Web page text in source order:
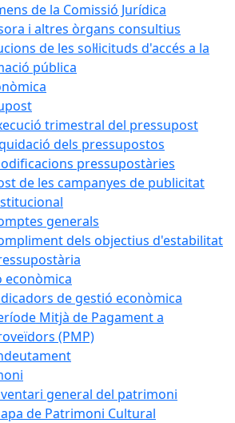
de la Comissió Jurídica
i altres òrgans consultius
de les sol·licituds d'accés a la
pública
trimestral del pressupost
dels pressupostos
pressupostàries
de les campanyes de publicitat
generals
dels objectius d'estabilitat
econòmica
de gestió econòmica
Mitjà de Pagament a
(PMP)
general del patrimoni
de Patrimoni Cultural